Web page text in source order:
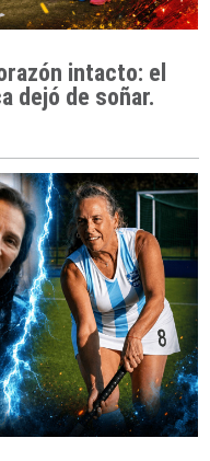
intacto: el
dejó de soñar.